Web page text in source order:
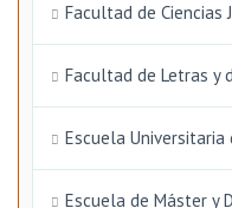
Facultad de Ciencias
Facultad de Letras y
Escuela Universitaria
Escuela de Máster y